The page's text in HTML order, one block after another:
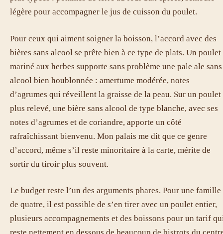
légère pour accompagner le jus de cuisson du poulet.
Pour ceux qui aiment soigner la boisson, l’accord avec des
bières sans alcool se prête bien à ce type de plats. Un poulet
mariné aux herbes supporte sans problème une pale ale sans
alcool bien houblonnée : amertume modérée, notes
d’agrumes qui réveillent la graisse de la peau. Sur un poulet
plus relevé, une bière sans alcool de type blanche, avec ses
notes d’agrumes et de coriandre, apporte un côté
rafraîchissant bienvenu. Mon palais me dit que ce genre
d’accord, même s’il reste minoritaire à la carte, mérite de
sortir du tiroir plus souvent.
Le budget reste l’un des arguments phares. Pour une famille
de quatre, il est possible de s’en tirer avec un poulet entier,
plusieurs accompagnements et des boissons pour un tarif